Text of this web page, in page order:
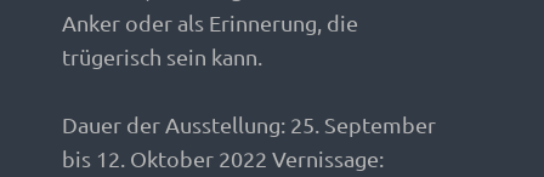
Anker oder als Erinnerung, die
trügerisch sein kann.
Dauer der Ausstellung: 25. September
bis 12. Oktober 2022 Vernissage: